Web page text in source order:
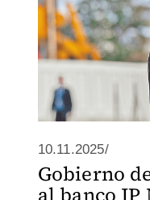
10.11.2025/
Gobierno